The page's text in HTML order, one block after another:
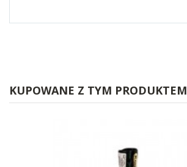
KUPOWANE Z TYM PRODUKTEM